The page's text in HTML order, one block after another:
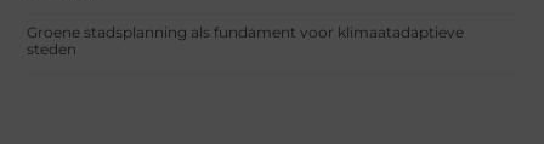
Groene stadsplanning als fundament voor klimaatadaptieve
steden